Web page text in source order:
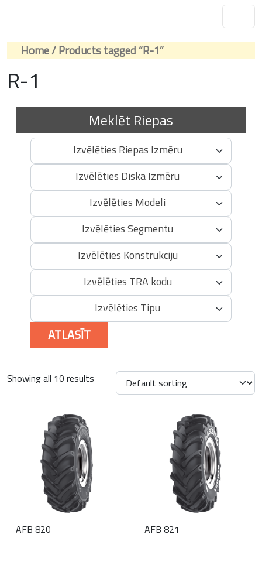
Home/ Products tagged “R-1”
R-1
Showing all 10 results
AFB 820 AFB 821
Meklēt Riepas
Izvēlēties Riepas Izmēru
Izvēlēties Diska Izmēru
Izvēlēties Modeli
Izvēlēties Segmentu
Izvēlēties Konstrukciju
Izvēlēties TRA kodu
Izvēlēties Tipu
ATLASĪT